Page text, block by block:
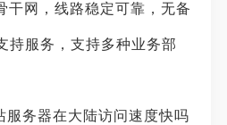
干网，线路稳定可靠，无备
持服务，支持多种业务部
服务器在大陆访问速度快吗